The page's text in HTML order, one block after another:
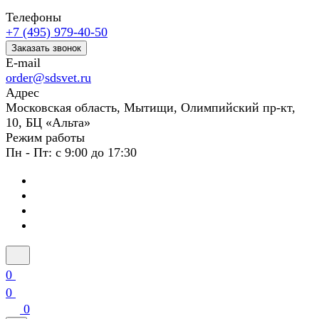
Телефоны
+7 (495) 979-40-50
Заказать звонок
E-mail
order@sdsvet.ru
Адрес
Московская область, Мытищи, Олимпийский пр-кт,
10, БЦ «Альта»
Режим работы
Пн - Пт: с 9:00 до 17:30
0
0
0